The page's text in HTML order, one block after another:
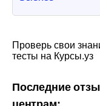
Проверь свои
тесты на Курсы.уз
Последние